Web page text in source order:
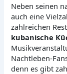
Neben seinen
auch eine
zahlreichen
kubanische
Nachtleben-
denn es gibt